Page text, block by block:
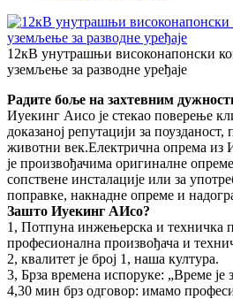
12кВ унутрашњи високонапонски
уземљење за разводне уређаје
Радите боље на захтевним
Иуекинг Аисо је стекао поверење
доказаној репутацији за
животни век.Електрична опрема из
је произвођачима оригиналне
сопствене инсталације или за
поправке, накнадне опреме и
Зашто Иуекинг АИсо?
1, Потпуна инжењерска и техничка
професионална произвођача и
2, квалитет је број 1, наша култура.
3, Брза времена испоруке: „Време је
4,30 мин брз одговор: имамо